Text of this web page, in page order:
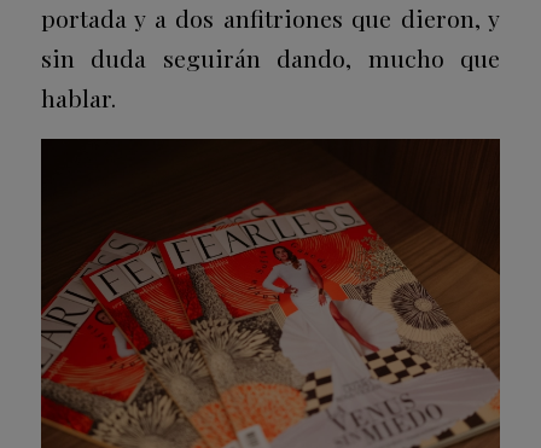
portada y a dos anfitriones que dieron, y
sin duda seguirán dando, mucho que
hablar.